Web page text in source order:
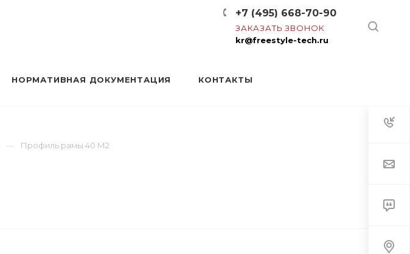
+7 (495) 668-70-90
ЗАКАЗАТЬ ЗВОНОК
kr@freestyle-tech.ru
НОРМАТИВНАЯ ДОКУМЕНТАЦИЯ КОНТАКТЫ
Профиль рамы 40 М2